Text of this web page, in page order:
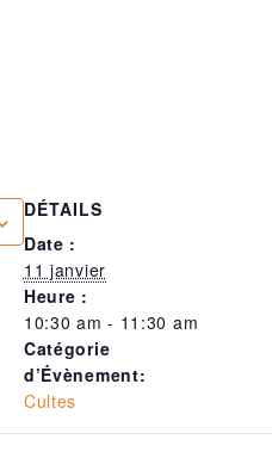
DÉTAILS
Date :
11 janvier
Heure :
10:30 am - 11:30 am
Catégorie
d’Évènement:
Cultes